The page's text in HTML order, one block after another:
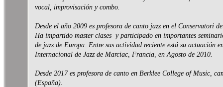
vocal, improvisación y combo.
Desde el año 2009 es profesora de canto jazz en el Conservatori
Ha impartido master clases y participado en importantes
de jazz de Europa. Entre sus actividad reciente está su actuación
Internacional de Jazz de Marciac, Francia, en Agosto de 2010.
Desde 2017 es profesora de canto en Berklee College of Music,
(España).